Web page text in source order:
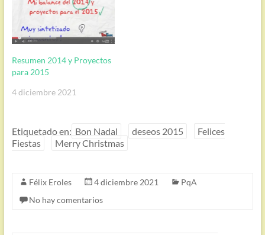
Resumen 2014 y Proyectos
para 2015
4 diciembre 2021
Etiquetado en: Bon Nadal deseos 2015
Felices
Fiestas
Merry Christmas
Félix Eroles 4 diciembre 2021
PqA
No hay comentarios